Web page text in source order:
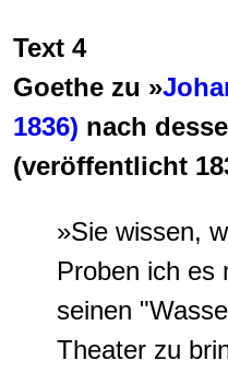
Text 4
Goethe zu »
1836) nach
(veröffentlicht
»Sie wissen,
Proben ich es
seinen
Theater zu